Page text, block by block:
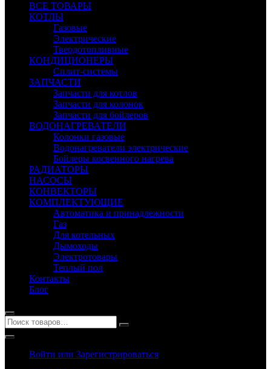
ВСЕ ТОВАРЫ
КОТЛЫ
Газовые
Электрические
Твердотопливные
КОНДИЦИОНЕРЫ
Сплит-системы
ЗАПЧАСТИ
Запчасти для котлов
Запчасти для колонок
Запчасти для бойлеров
ВОДОНАГРЕВАТЕЛИ
Колонки газовые
Водонагреватели электрические
Бойлеры косвенного нагрева
РАДИАТОРЫ
НАСОСЫ
КОНВЕКТОРЫ
КОМПЛЕКТУЮЩИЕ
Автоматика и принадлежности
Газ
Для котельных
Дымоходы
Электротовары
Теплый пол
Контакты
Блог
Войти или Зарегистрироваться